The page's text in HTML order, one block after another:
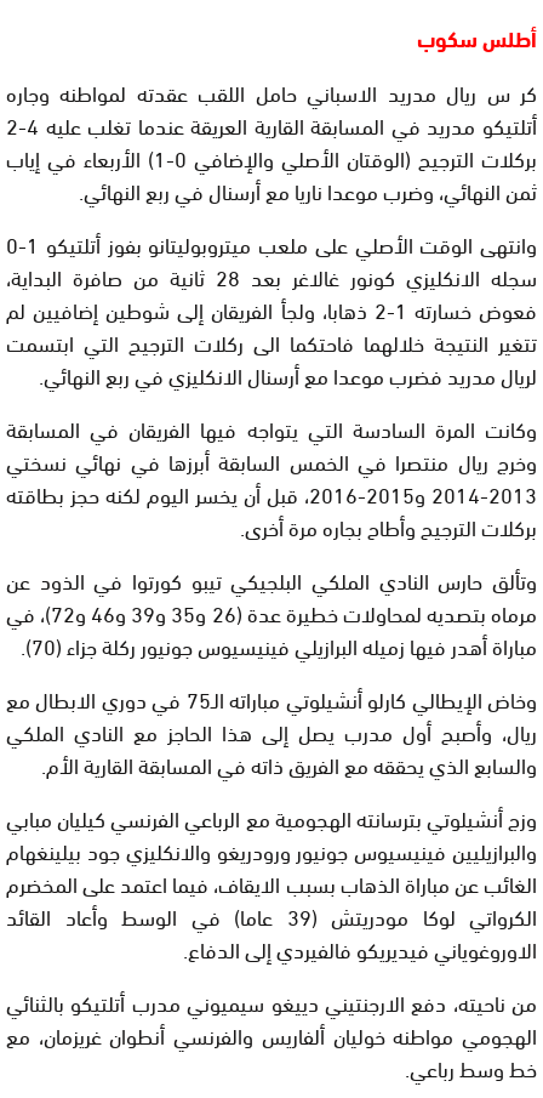
أطلس سكوب
كر س ريال مدريد الاسباني حامل اللقب عقدته لمواطنه وجاره
أتلتيكو مدريد في المسابقة القارية العريقة عندما تغلب عليه 4-2
بركلات الترجيح (الوقتان الأصلي والإضافي 0-1) الأربعاء في إياب
ثمن النهائي، وضرب موعدا ناريا مع أرسنال في ربع النهائي.
وانتهى الوقت الأصلي على ملعب ميتروبوليتانو بفوز أتلتيكو 1-0
سجله الانكليزي كونور غالاغر بعد 28 ثانية من صافرة البداية،
فعوض خسارته 1-2 ذهابا، ولجأ الفريقان إلى شوطين إضافيين لم
تتغير النتيجة خلالهما فاحتكما الى ركلات الترجيح التي ابتسمت
لريال مدريد فضرب موعدا مع أرسنال الانكليزي في ربع النهائي.
وكانت المرة السادسة التي يتواجه فيها الفريقان في المسابقة
وخرج ريال منتصرا في الخمس السابقة أبرزها في نهائي نسختي
2013-2014 و2015-2016، قبل أن يخسر اليوم لكنه حجز بطاقته
بركلات الترجيح وأطاح بجاره مرة أخرى.
وتألق حارس النادي الملكي البلجيكي تيبو كورتوا في الذود عن
مرماه بتصديه لمحاولات خطيرة عدة (26 و35 و39 و46 و72)، في
مباراة أهدر فيها زميله البرازيلي فينيسيوس جونيور ركلة جزاء (70).
وخاض الإيطالي كارلو أنشيلوتي مباراته الـ75 في دوري الابطال مع
ريال، وأصبح أول مدرب يصل إلى هذا الحاجز مع النادي الملكي
والسابع الذي يحققه مع الفريق ذاته في المسابقة القارية الأم.
وزج أنشيلوتي بترسانته الهجومية مع الرباعي الفرنسي كيليان مبابي
والبرازيليين فينيسيوس جونيور ورودريغو والانكليزي جود بيلينغهام
الغائب عن مباراة الذهاب بسبب الايقاف، فيما اعتمد على المخضرم
الكرواتي لوكا مودريتش (39 عاما) في الوسط وأعاد القائد
الاوروغوياني فيديريكو فالفيردي إلى الدفاع.
من ناحيته، دفع الارجنتيني دييغو سيميوني مدرب أتلتيكو بالثنائي
الهجومي مواطنه خوليان ألفاريس والفرنسي أنطوان غريزمان، مع
خط وسط رباعي.